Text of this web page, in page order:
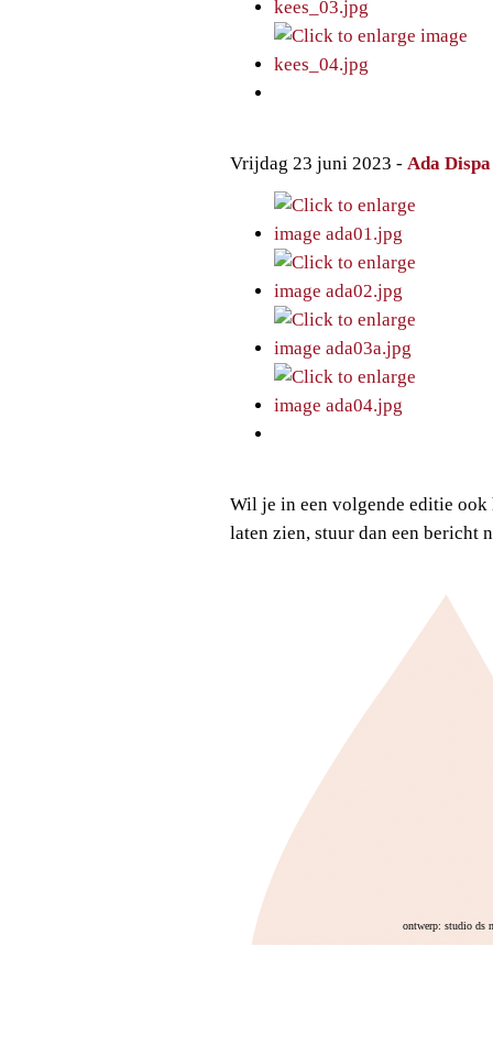
Vrijdag 23 juni 2023 - Ada Dispa
Wil je in een volgende editie ook
laten zien, stuur dan een bericht
ontwerp: studio ds